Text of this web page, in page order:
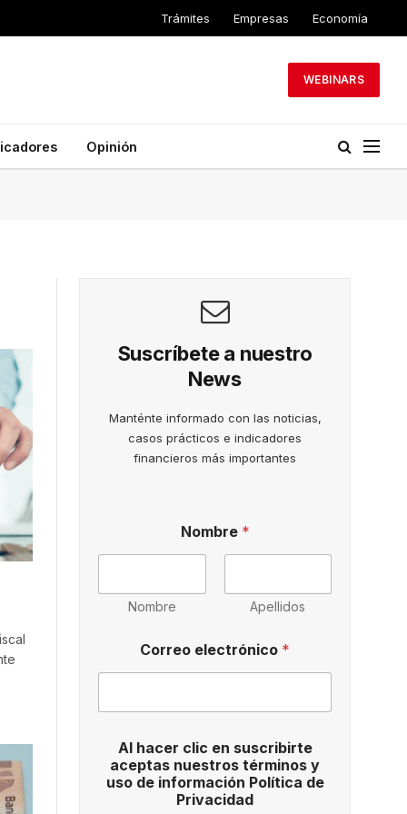
Trámites Empresas Economía
WEBINARS
Opinión
Suscríbete a nuestro
News
Manténte informado con las noticias,
casos prácticos e indicadores
financieros más importantes
Nombre *
Nombre Apellidos
e
e
r
ó
n
i
Correo electrónico *
Al hacer clic en suscribirte
aceptas nuestros términos y
uso de información Política de
Privacidad